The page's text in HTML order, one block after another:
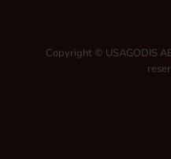
Copyright © USAGODIS